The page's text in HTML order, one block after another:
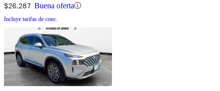
$26,287 Buena oferta
Incluye tarifas de conc.